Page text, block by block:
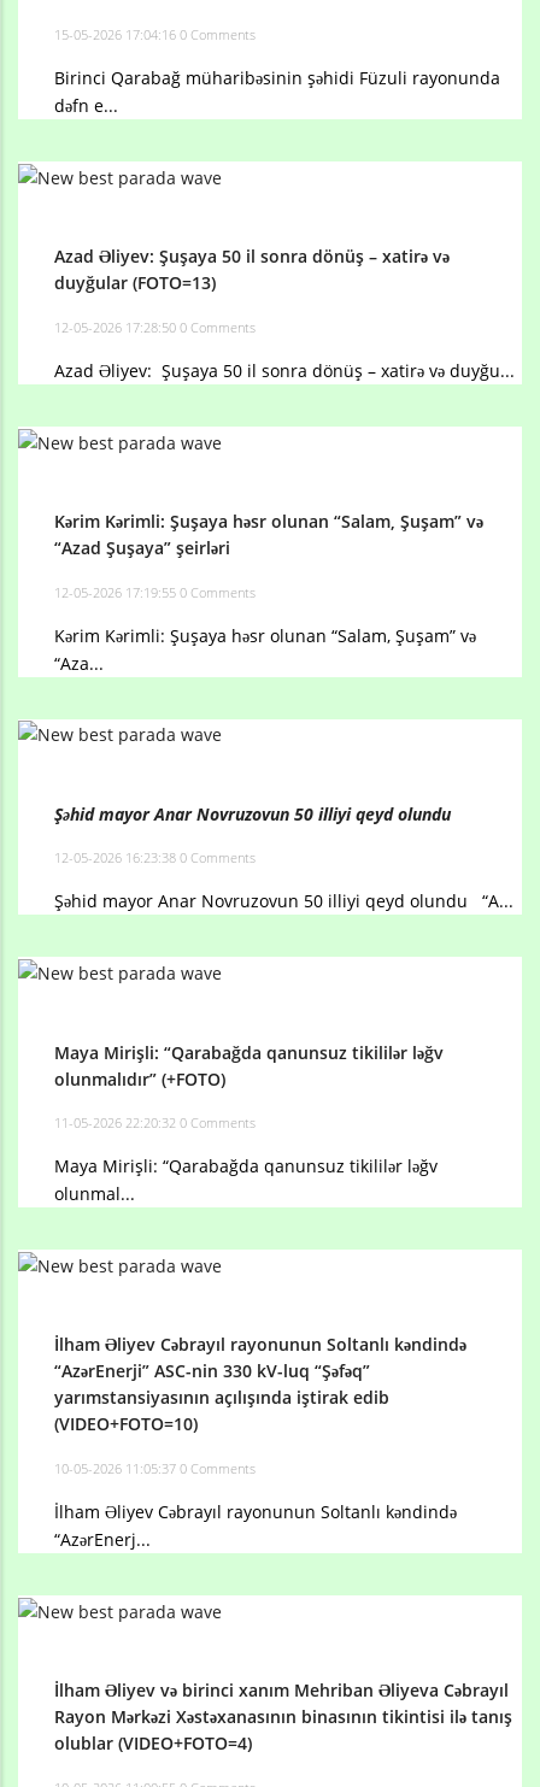
15-05-2026 17:04:16 0 Comments
Birinci Qarabağ müharibəsinin şəhidi Füzuli rayonunda
dəfn e...
Azad Əliyev: Şuşaya 50 il sonra dönüş – xatirə və
duyğular (FOTO=13)
12-05-2026 17:28:50 0 Comments
Azad Əliyev: Şuşaya 50 il sonra dönüş – xatirə və duyğu...
Kərim Kərimli: Şuşaya həsr olunan “Salam, Şuşam” və
“Azad Şuşaya” şeirləri
12-05-2026 17:19:55 0 Comments
Kərim Kərimli: Şuşaya həsr olunan “Salam, Şuşam” və
“Aza...
Şəhid mayor Anar Novruzovun 50 illiyi qeyd olundu
12-05-2026 16:23:38 0 Comments
Şəhid mayor Anar Novruzovun 50 illiyi qeyd olundu “A...
Maya Mirişli: “Qarabağda qanunsuz tikililər ləğv
olunmalıdır” (+FOTO)
11-05-2026 22:20:32 0 Comments
Maya Mirişli: “Qarabağda qanunsuz tikililər ləğv
olunmal...
İlham Əliyev Cəbrayıl rayonunun Soltanlı kəndində
“AzərEnerji” ASC-nin 330 kV-luq “Şəfəq”
yarımstansiyasının açılışında iştirak edib
(VIDEO+FOTO=10)
10-05-2026 11:05:37 0 Comments
İlham Əliyev Cəbrayıl rayonunun Soltanlı kəndində
“AzərEnerj...
İlham Əliyev və birinci xanım Mehriban Əliyeva Cəbrayıl
Rayon Mərkəzi Xəstəxanasının binasının tikintisi ilə tanış
olublar (VIDEO+FOTO=4)